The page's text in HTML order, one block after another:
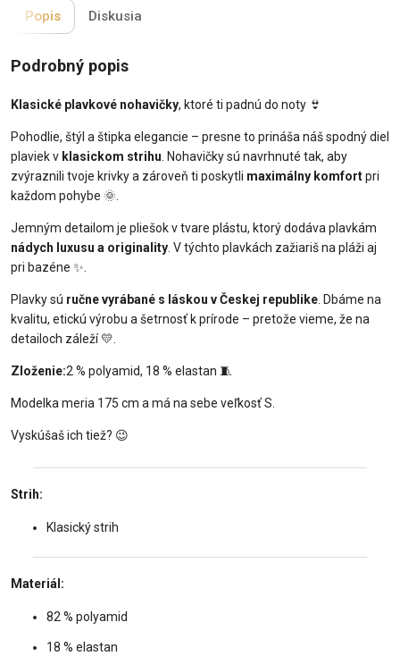
Popis Diskusia
Podrobný popis
Klasické plavkové nohavičky, ktoré ti padnú do noty 👙
Pohodlie, štýl a štipka elegancie – presne to prináša náš spodný diel
plaviek v klasickom strihu . Nohavičky sú navrhnuté tak, aby
zvýraznili tvoje krivky a zároveň ti poskytli maximálny komfortpri
každom pohybe 🌞
Jemným detailom je pliešok v tvare plástu, ktorý dodáva plavkám
nádych luxusu a originality . V týchto plavkách zažiariš na pláži aj
pri bazéne ✨
Plavky sú ručne vyrábané s láskou v Českej republike . Dbáme na
kvalitu, etickú výrobu a šetrnosť k prírode – pretože vieme, že na
detailoch záleží💛
Zloženie:2 % polyamid, 18 % elastan 🧵
Modelka meria 175 cm a má na sebe veľkosť S.
Vyskúšaš ich tiež? 😉
Strih:
Klasický strih
Materiál:
82 % polyamid
18 % elastan